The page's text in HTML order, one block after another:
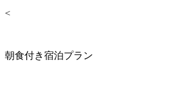
<
朝食付き宿泊プラン